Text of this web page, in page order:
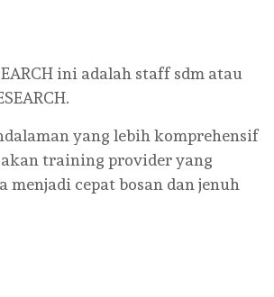
ini adalah staff sdm atau
yang lebih komprehensif
training provider yang
cepat bosan dan jenuh